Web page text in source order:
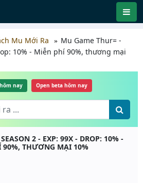
Mu Mới Ra
Mu Game Thur= -
10% - Miễn phí 90%, thương mại
nay Open beta hôm nay
2 - EXP: 99X - DROP: 10% -
90%, THƯƠNG MẠI 10%